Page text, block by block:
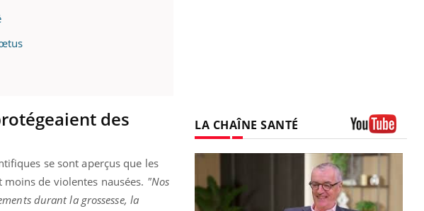
des
se sont aperçus que les
de violentes nausées. "Nos
durant la grossesse, la
LA CHAÎNE SANTÉ